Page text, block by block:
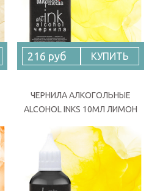
216 руб КУПИТЬ
ЧЕРНИЛА АЛКОГОЛЬНЫЕ
ALCOHOL INKS 10МЛ ЛИМОН